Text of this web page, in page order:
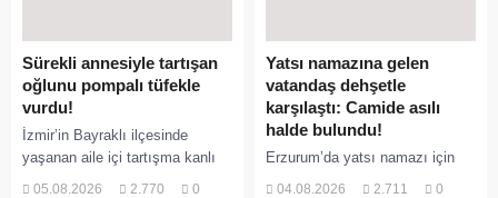
Sürekli annesiyle tartışan
oğlunu pompalı tüfekle
vurdu!
İzmir’in Bayraklı ilçesinde
yaşanan aile içi tartışma kanlı
05.08.2026 2.770 0
Yatsı namazına gelen
vatandaş dehşetle
karşılaştı: Camide asılı
halde bulundu!
Erzurum’da yatsı namazı için
04.08.2026 2.711 0